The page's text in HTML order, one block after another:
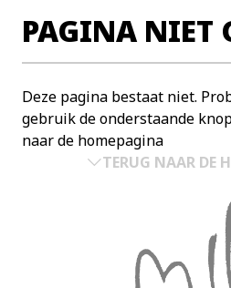
PAGINA NIET
Deze pagina bestaat niet.
gebruik de onderstaande
naar de homepagina
TERUG NAAR DE